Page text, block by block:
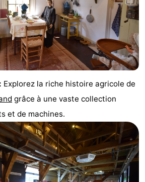
Explorez la riche histoire agricole de
grâce à une vaste collection
et de machines.